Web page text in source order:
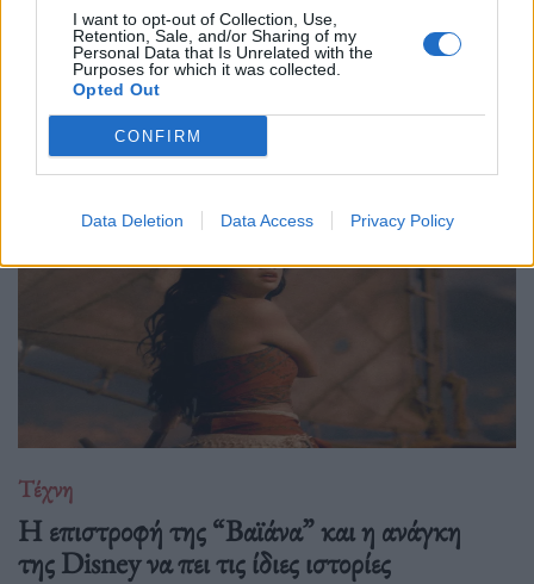
I want to opt-out of Collection, Use,
Retention, Sale, and/or Sharing of my
Personal Data that Is Unrelated with the
Purposes for which it was collected.
Opted Out
CONFIRM
Data Deletion Data Access Privacy Policy
Ο Philip Glass θα γιορτάσει τα 90ά του γενέθλια στις 31
Ιανουαρίου 2027 με μια πολυετή, διεθνή σειρά εκδηλώσεων
που κορυφώνεται με την παγκόσμια πρεμιέρα της "Συμφωνίας
Νο. 15: Lincoln" και επετειακά
Τέχνη
Η επιστροφή της “Βαϊάνα” και η ανάγκη
της Disney να πει τις ίδιες ιστορίες